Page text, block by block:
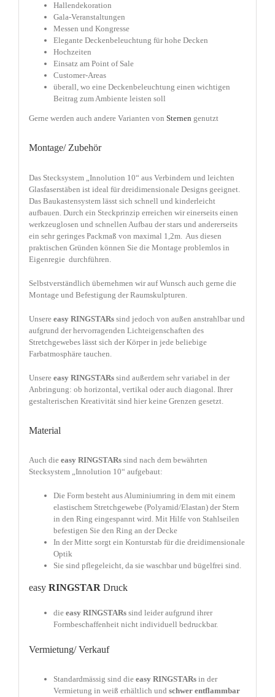
Hallendekoration
Gala-Veranstaltungen
Messen und Kongresse
Elegante Deckenbeleuchtung für hohe Decken
Hochzeiten
Einsatz am Point of Sale
Customer-Areas
überall, wo eine Deckenbeleuchtung einen wichtigen
Beitrag zum Ambiente leisten soll
Gerne werden auch andere Varianten von Sternen genutzt
Montage/ Zubehör
Das Stecksystem „Innolution 10“ aus Verbindern und leichten
Glasfaserstäben ist ideal für dreidimensionale Designs geeignet.
Das Baukastensystem lässt sich schnell und kinderleicht
aufbauen. Durch ein Steckprinzip erreichen wir einerseits einen
werkzeuglosen und schnellen Aufbau der stars und andererseits
ein sehr geringes Packmaß von maximal 1,2m. Aus diesen
praktischen Gründen können Sie die Montage problemlos in
Eigenregie durchführen.
Selbstverständlich übernehmen wir auf Wunsch auch gerne die
Montage und Befestigung der Raumskulpturen.
Unsere easy RINGSTARs sind jedoch von außen anstrahlbar und
aufgrund der hervorragenden Lichteigenschaften des
Stretchgewebes lässt sich der Körper in jede beliebige
Farbatmosphäre tauchen.
Unsere easy RINGSTARs sind außerdem sehr variabel in der
Anbringung: ob horizontal, vertikal oder auch diagonal. Ihrer
gestalterischen Kreativität sind hier keine Grenzen gesetzt.
Material
Auch dieeasy RINGSTARs sind nach dem bewährten
Stecksystem „Innolution 10“ aufgebaut:
Die Form besteht aus Aluminiumring in dem mit einem
elastischem Stretchgewebe (Polyamid/Elastan) der Stern
in den Ring eingespannt wird. Mit Hilfe von Stahlseilen
befestigen Sie den Ring an der Decke
In der Mitte sorgt ein Konturstab für die dreidimensionale
Optik
Sie sind pflegeleicht, da sie waschbar und bügelfrei sind.
easy RINGSTAR Druck
die easy RINGSTARs sind leider aufgrund ihrer
Formbeschaffenheit nicht individuell bedruckbar.
Vermietung/ Verkauf
Standardmässig sind dieeasy RINGSTARs in der
Vermietung in weiß erhältlich und schwer entflammbar